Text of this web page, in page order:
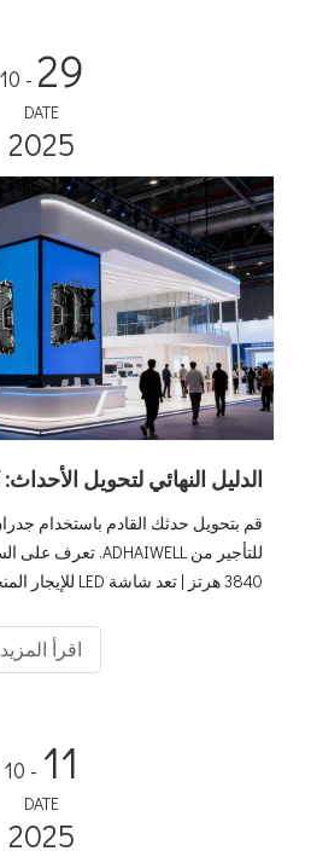
29
- 10
DATE
2025
اقرأ المزيد
11
- 10
DATE
2025